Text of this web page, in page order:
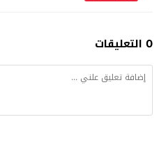
0 التعليقات